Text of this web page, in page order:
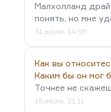
Малхолланд
понять, но мне
31 июля, 14:05
Как вы
Каким бы он мог
Точнее не
16 июля, 21:11